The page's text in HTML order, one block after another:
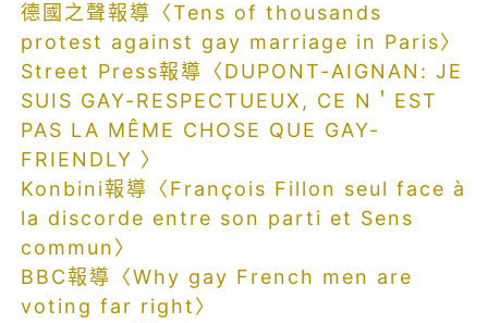
德國之聲報導〈Tens of thousands
protest against gay marriage in Paris〉
Street Press報導〈DUPONT-AIGNAN: JE
SUIS GAY-RESPECTUEUX, CE N＇EST
PAS LA MÊME CHOSE QUE GAY-
FRIENDLY 〉
Konbini報導〈François Fillon seul face à
la discorde entre son parti et Sens
commun〉
BBC報導〈Why gay French men are
voting far right〉